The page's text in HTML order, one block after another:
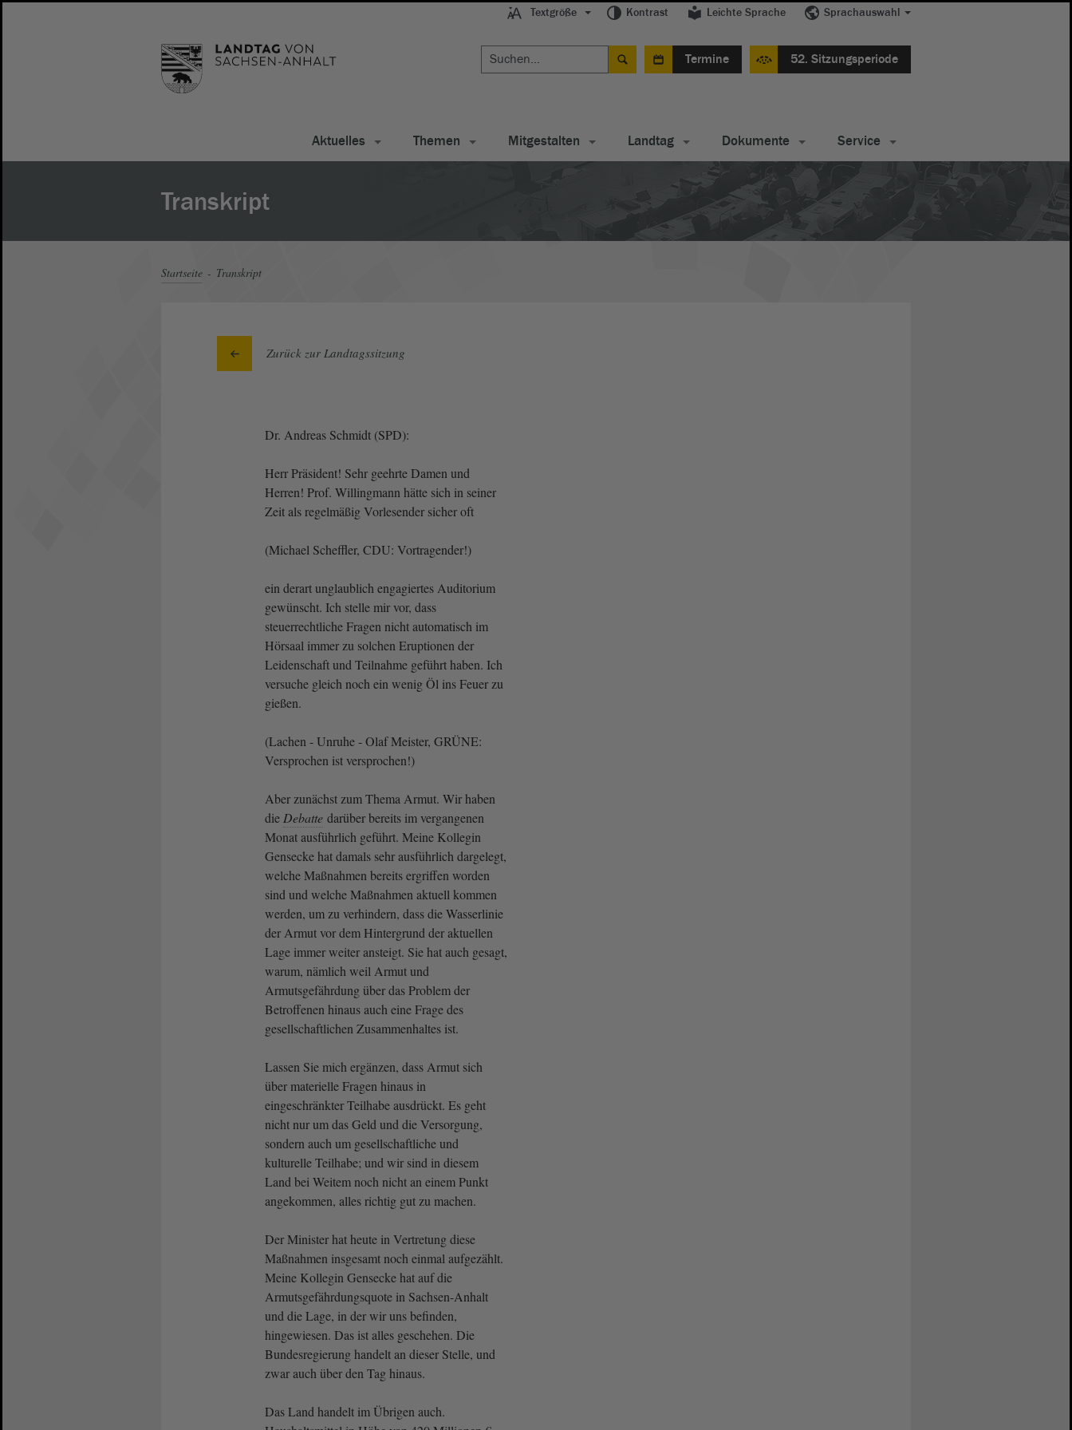
Textgröße Kontrast Leichte Sprache Sprachauswahl
Termine 52. Sitzungsperiode
Aktuelles Themen Mitgestalten Landtag Dokumente Service
Transkript
Startseite Transkript
Zurück zur Landtagssitzung
Dr. Andreas Schmidt (SPD):
Herr Präsident! Sehr geehrte Damen und
Herren! Prof. Willingmann hätte sich in seiner
Zeit als regelmäßig Vorlesender sicher oft
(Michael Scheffler, CDU: Vortragender!)
ein derart unglaublich engagiertes Auditorium
gewünscht. Ich stelle mir vor, dass
steuerrechtliche Fragen nicht automatisch im
Hörsaal immer zu solchen Eruptionen der
Leidenschaft und Teilnahme geführt haben. Ich
versuche gleich noch ein wenig Öl ins Feuer zu
gießen.
(Lachen - Unruhe - Olaf Meister, GRÜNE:
Versprochen ist versprochen!)
Aber zunächst zum Thema Armut. Wir haben
die Debatte darüber bereits im vergangenen
Monat ausführlich geführt. Meine Kollegin
Gensecke hat damals sehr ausführlich dargelegt,
welche Maßnahmen bereits ergriffen worden
sind und welche Maßnahmen aktuell kommen
werden, um zu verhindern, dass die Wasserlinie
der Armut vor dem Hintergrund der aktuellen
Lage immer weiter ansteigt. Sie hat auch gesagt,
warum, nämlich weil Armut und
Armutsgefährdung über das Problem der
Betroffenen hinaus auch eine Frage des
gesellschaftlichen Zusammenhaltes ist.
Lassen Sie mich ergänzen, dass Armut sich
über materielle Fragen hinaus in
eingeschränkter Teilhabe ausdrückt. Es geht
nicht nur um das Geld und die Versorgung,
sondern auch um gesellschaftliche und
kulturelle Teilhabe; und wir sind in diesem
Land bei Weitem noch nicht an einem Punkt
angekommen, alles richtig gut zu machen.
Der Minister hat heute in Vertretung diese
Maßnahmen insgesamt noch einmal aufgezählt.
Meine Kollegin Gensecke hat auf die
Armutsgefährdungsquote in Sachsen-Anhalt
und die Lage, in der wir uns befinden,
hingewiesen. Das ist alles geschehen. Die
Bundesregierung handelt an dieser Stelle, und
zwar auch über den Tag hinaus.
Das Land handelt im Übrigen auch.